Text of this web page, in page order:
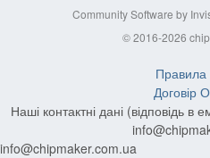
Community Software by
© 2016-2026
Правила
Договір
Наші контактні дані (відповідь
info@chipmaker.com.ua